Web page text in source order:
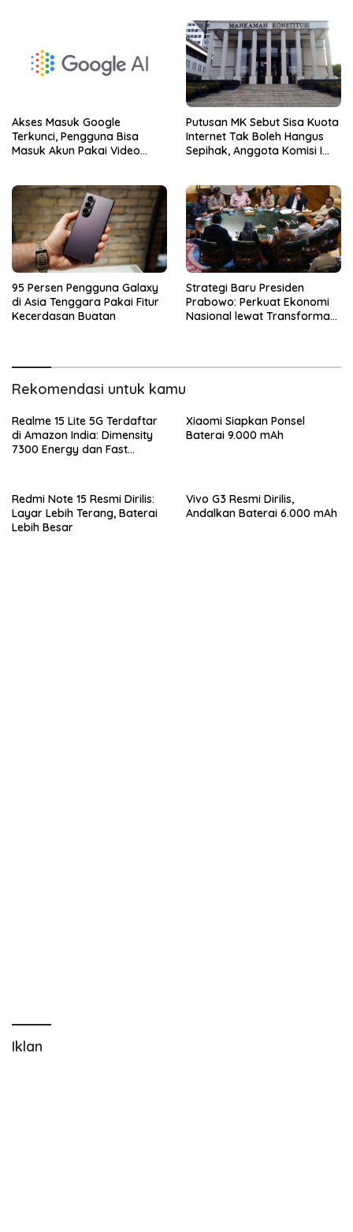
Akses Masuk Google
Terkunci, Pengguna Bisa
Masuk Akun Pakai Video
Putusan MK Sebut Sisa Kuota
Internet Tak Boleh Hangus
Sepihak, Anggota Komisi I
95 Persen Pengguna Galaxy
di Asia Tenggara Pakai Fitur
Kecerdasan Buatan
Strategi Baru Presiden
Prabowo: Perkuat Ekonomi
Nasional lewat Transformasi
Rekomendasi untuk kamu
Realme 15 Lite 5G Terdaftar
di Amazon India: Dimensity
7300 Energy dan Fast
Xiaomi Siapkan Ponsel
Baterai 9.000 mAh
Redmi Note 15 Resmi Dirilis:
Layar Lebih Terang, Baterai
Lebih Besar
Vivo G3 Resmi Dirilis,
Andalkan Baterai 6.000 mAh
Iklan